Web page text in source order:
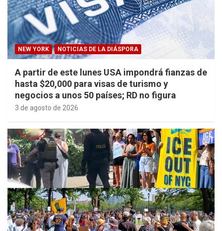
NEW YORK NOTICIAS DE LA DIÁSPORA
A partir de este lunes USA impondrá fianzas de
hasta $20,000 para visas de turismo y
negocios a unos 50 países; RD no figura
3 de agosto de 2026